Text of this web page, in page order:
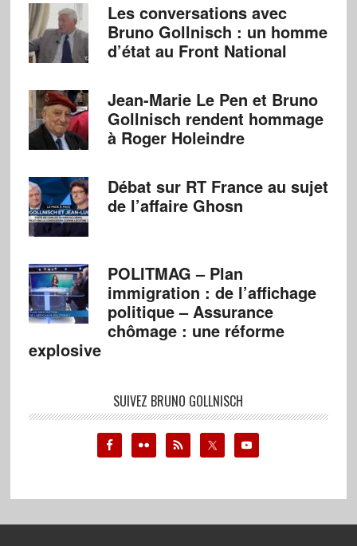
Les conversations avec
Bruno Gollnisch : un homme
d’état au Front National
Jean-Marie Le Pen et Bruno
Gollnisch rendent hommage
à Roger Holeindre
Débat sur RT France au sujet
de l’affaire Ghosn
POLITMAG – Plan
immigration : de l’affichage
politique – Assurance
chômage : une réforme
explosive
SUIVEZ BRUNO GOLLNISCH